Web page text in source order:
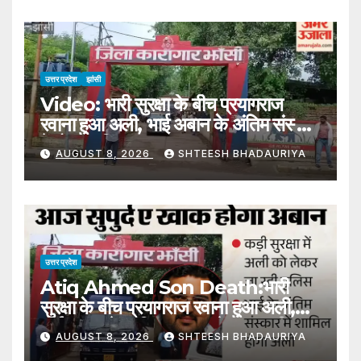
उत्तर प्रदेश झांसी
Video: भारी सुरक्षा के बीच प्रयागराज
रवाना हुआ अली, भाई अबान के अंतिम संस्कार
में होगा शामिल
AUGUST 8, 2026 SHTEESH BHADAURIYA
उत्तर प्रदेश
Atiq Ahmed Son Death:भारी
सुरक्षा के बीच प्रयागराज रवाना हुआ अली,
भाई अबान के अंतिम संस्कार में होगा शामिल –
Atiq Ahmed Son Death Ali
AUGUST 8, 2026 SHTEESH BHADAURIYA